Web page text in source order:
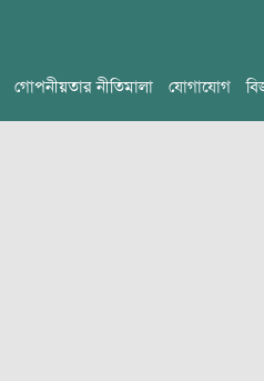
গোপনীয়তার নীতিমালা যোগাযোগ